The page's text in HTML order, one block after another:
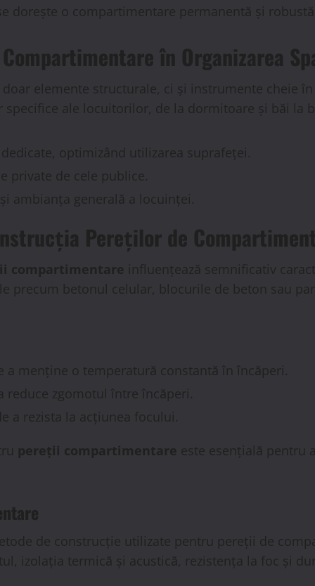
dorește o compartimentare permanentă și
în Organizarea
elemente structurale, ci și instrumente cheie
specifice ale locuitorilor, de la dormitoare și băi la
dedicate, optimizând utilizarea suprafeței.
private de cele publice.
ambianța generală a locuinței.
Pereților de
compartimentare influențează semnificativ
precum betonul celular, blocurile de beton sau
a menține o temperatură constantă în încăperi.
reduce zgomotul între încăperi.
a rezista la acțiunea focului.
pereții compartimentare este esențială pentru
de construcție utilizate pentru pereții de
izolația termică și acustică, rezistența la foc și